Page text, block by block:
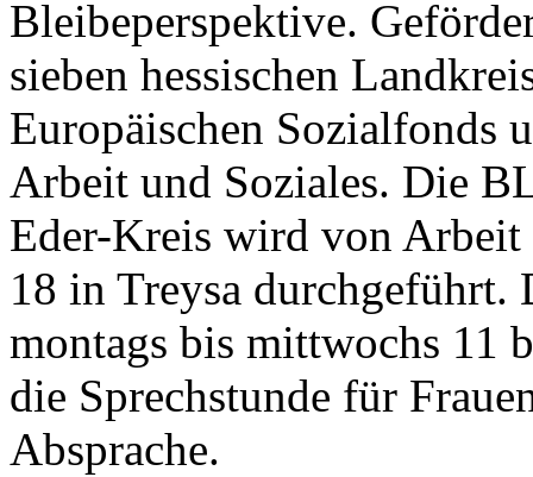
Bleibeperspektive.
sieben hessischen
Europäischen Sozialfonds
Arbeit und Soziales. Die
Eder-Kreis wird von
18 in Treysa durchgeführt.
montags bis mittwochs 11
die Sprechstunde für
Absprache.